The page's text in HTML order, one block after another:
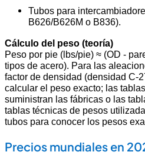
Tubos para
B626/B626M o B836).
Cálculo del peso (teoría)
Peso por pie (lbs/pie) ≈ (OD -
tipos de acero). Para las
factor de densidad (densidad C-
calcular el peso exacto; las
suministran las fábricas o las
tablas técnicas de pesos
tubos para conocer los pesos
Precios mundiales en